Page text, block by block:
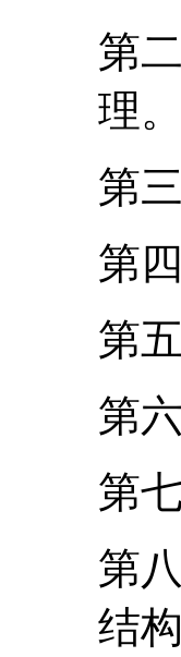
第
理。
第
第
第
第
第
第
结